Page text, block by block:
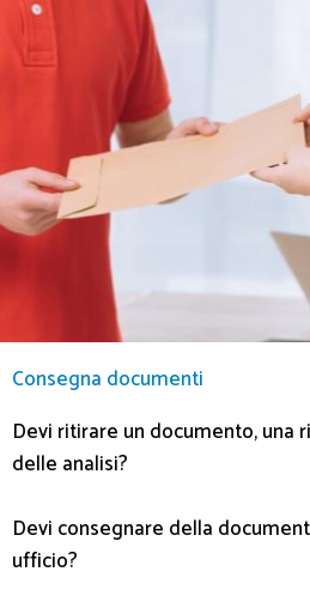
Consegna documenti
Devi ritirare un documento, una
delle analisi?
Devi consegnare della
ufficio?